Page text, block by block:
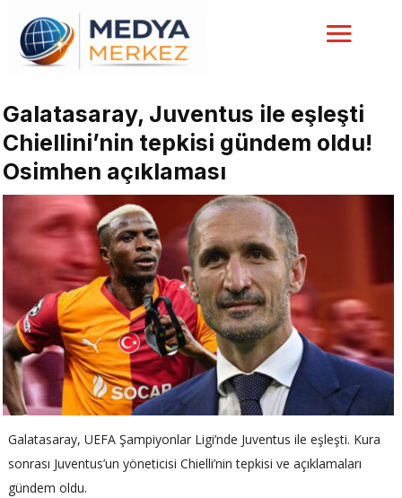
Galatasaray, Juventus ile eşleşti
Chiellini’nin tepkisi gündem oldu!
Osimhen açıklaması
Galatasaray, UEFA Şampiyonlar Ligi’nde Juventus ile eşleşti. Kura
sonrası Juventus’un yöneticisi Chielli’nin tepkisi ve açıklamaları
gündem oldu.